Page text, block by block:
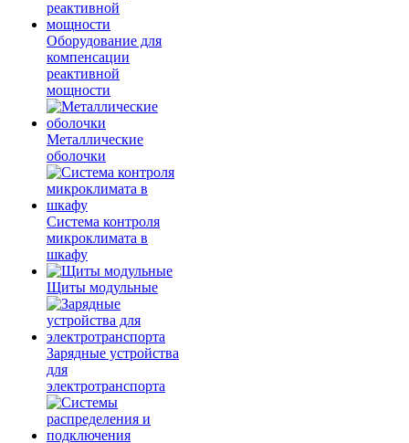
Оборудование для
компенсации
реактивной
мощности
Металлические
оболочки
Система контроля
микроклимата в
шкафу
Щиты модульные
Зарядные устройства
для
электротранспорта